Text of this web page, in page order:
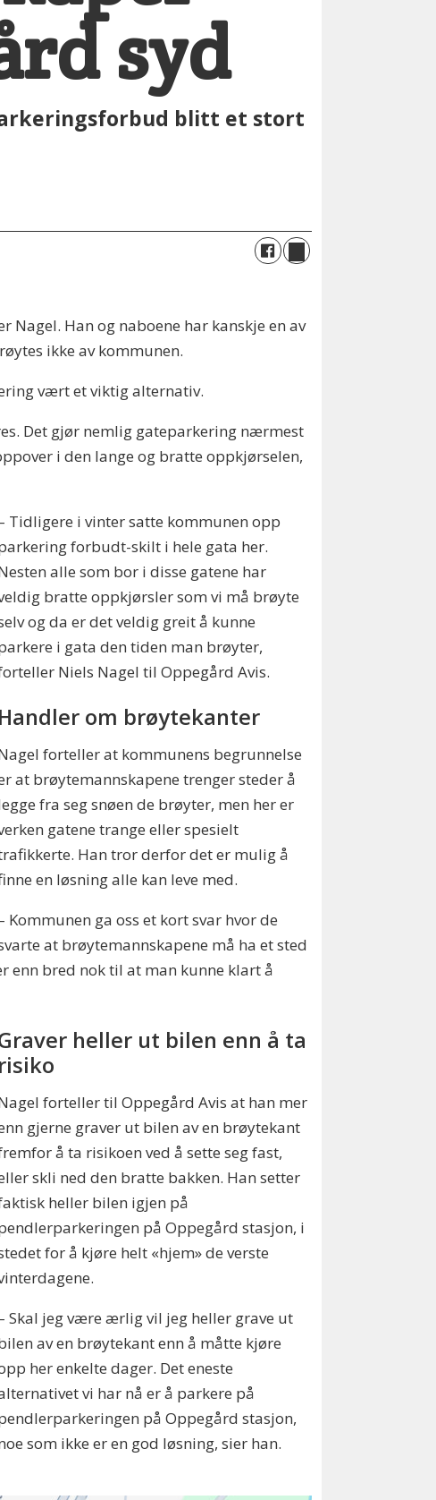
syd
blitt et stort
Nagel. Han og naboene har kanskje en av
ikke av kommunen.
vært et viktig alternativ.
Det gjør nemlig gateparkering nærmest
i den lange og bratte oppkjørselen,
Tidligere i vinter satte kommunen opp
forbudt-skilt i hele gata her.
alle som bor i disse gatene har
bratte oppkjørsler som vi må brøyte
og da er det veldig greit å kunne
i gata den tiden man brøyter,
Niels Nagel til Oppegård Avis.
Handler om brøytekanter
forteller at kommunens begrunnelse
at brøytemannskapene trenger steder å
fra seg snøen de brøyter, men her er
gatene trange eller spesielt
Han tror derfor det er mulig å
en løsning alle kan leve med.
Kommunen ga oss et kort svar hvor de
at brøytemannskapene må ha et sted
enn bred nok til at man kunne klart å
heller ut bilen enn å ta
risiko
forteller til Oppegård Avis at han mer
gjerne graver ut bilen av en brøytekant
å ta risikoen ved å sette seg fast,
skli ned den bratte bakken. Han setter
heller bilen igjen på
på Oppegård stasjon, i
for å kjøre helt «hjem» de verste
Skal jeg være ærlig vil jeg heller grave ut
av en brøytekant enn å måtte kjøre
her enkelte dager. Det eneste
vi har nå er å parkere på
på Oppegård stasjon,
som ikke er en god løsning, sier han.